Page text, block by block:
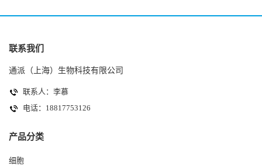
联系我们
通派（上海）生物科技有限公司
联系人：李慕
电话：18817753126
产品分类
细胞